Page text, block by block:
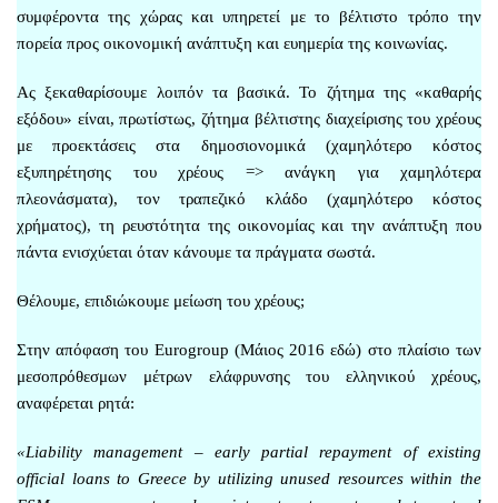
συμφέροντα της χώρας και υπηρετεί με το βέλτιστο τρόπο την
πορεία προς οικονομική ανάπτυξη και ευημερία της κοινωνίας.
Ας ξεκαθαρίσουμε λοιπόν τα βασικά. Το ζήτημα της «καθαρής
εξόδου» είναι, πρωτίστως, ζήτημα βέλτιστης διαχείρισης του χρέους
με προεκτάσεις στα δημοσιονομικά (χαμηλότερο κόστος
εξυπηρέτησης του χρέους => ανάγκη για χαμηλότερα
πλεονάσματα), τον τραπεζικό κλάδο (χαμηλότερο κόστος
χρήματος), τη ρευστότητα της οικονομίας και την ανάπτυξη που
πάντα ενισχύεται όταν κάνουμε τα πράγματα σωστά.
Θέλουμε, επιδιώκουμε μείωση του χρέους;
Στην απόφαση του Eurogroup (Μάιος 2016εδώ) στο πλαίσιο των
μεσοπρόθεσμων μέτρων ελάφρυνσης του ελληνικού χρέους,
αναφέρεται ρητά:
«Liability management – early partial repayment of existing
official loans to Greece by utilizing unused resources within the